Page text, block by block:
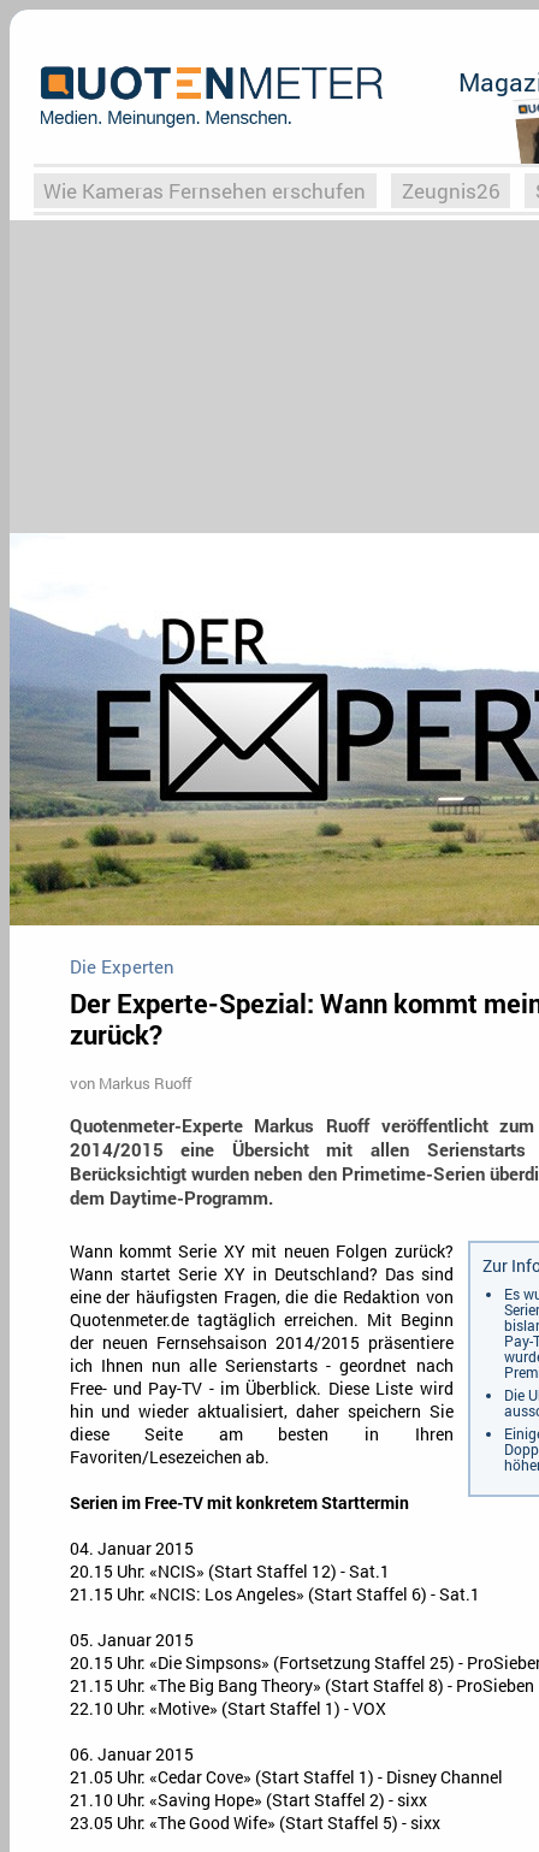
Wie Kameras Fernsehen erschufen Zeugnis26
Die Experten
Der Experte-Spezial: Wann kommt
zurück?
von Markus Ruoff
Quotenmeter-Experte Markus Ruoff veröffentlicht
2014/2015 eine Übersicht mit allen
Berücksichtigt wurden neben den Primetime-Serien
dem Daytime-Programm.
Zur
Es
Pay-
Die
Wann kommt Serie XY mit neuen Folgen zurück?
Wann startet Serie XY in Deutschland? Das sind
eine der häufigsten Fragen, die die Redaktion von
Quotenmeter.de tagtäglich erreichen. Mit Beginn
der neuen Fernsehsaison 2014/2015 präsentiere
ich Ihnen nun alle Serienstarts - geordnet nach
Free- und Pay-TV - im Überblick. Diese Liste wird
hin und wieder aktualisiert, daher speichern Sie
diese Seite am besten in Ihren
Favoriten/Lesezeichen ab.
Serien im Free-TV mit konkretem Starttermin
04. Januar 2015
20.15 Uhr: «NCIS» (Start Staffel 12) - Sat.1
21.15 Uhr: «NCIS: Los Angeles» (Start Staffel 6) - Sat.1
05. Januar 2015
20.15 Uhr: «Die Simpsons» (Fortsetzung Staffel 25) -
21.15 Uhr: «The Big Bang Theory» (Start Staffel 8) - ProSieben
22.10 Uhr: «Motive» (Start Staffel 1) - VOX
06. Januar 2015
21.05 Uhr: «Cedar Cove» (Start Staffel 1) - Disney Channel
21.10 Uhr: «Saving Hope» (Start Staffel 2) - sixx
23.05 Uhr: «The Good Wife» (Start Staffel 5) - sixx